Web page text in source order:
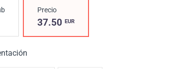
Precio
37.50 EUR